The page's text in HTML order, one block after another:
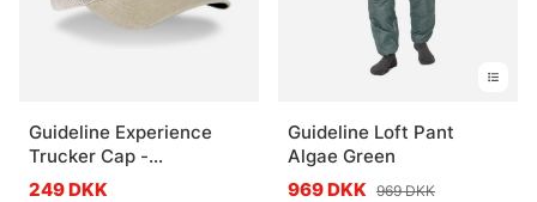
Guideline Experience
Trucker Cap -
Khaki/Ivory
249 DKK
Guideline Loft Pant
Algae Green
969 DKK 969 DKK